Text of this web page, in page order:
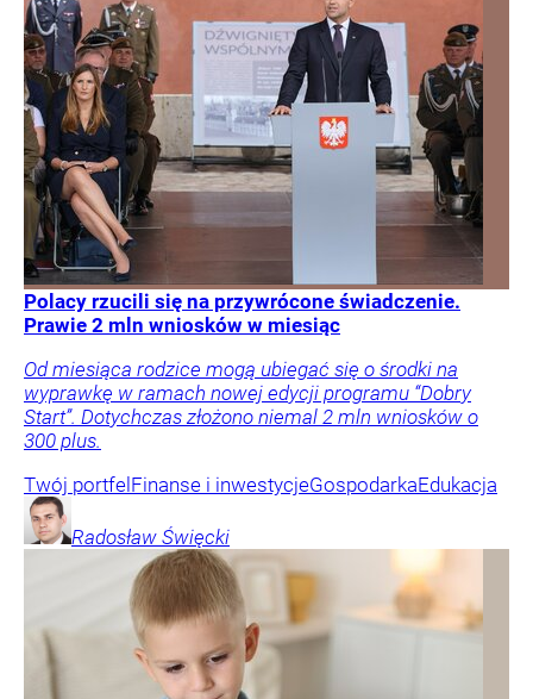
Polacy rzucili się na przywrócone świadczenie.
Prawie 2 mln wniosków w miesiąc
Od miesiąca rodzice mogą ubiegać się o środki na
wyprawkę w ramach nowej edycji programu “Dobry
Start”. Dotychczas złożono niemal 2 mln wniosków o
300 plus.
Twój portfel Finanse i inwestycjeGospodarkaEdukacja
Radosław Święcki